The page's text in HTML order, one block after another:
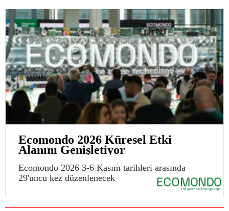
Ecomondo 2026 Küresel Etki
Alanını Genişletiyor
Ecomondo 2026 3-6 Kasım tarihleri arasında
29'uncu kez düzenlenecek